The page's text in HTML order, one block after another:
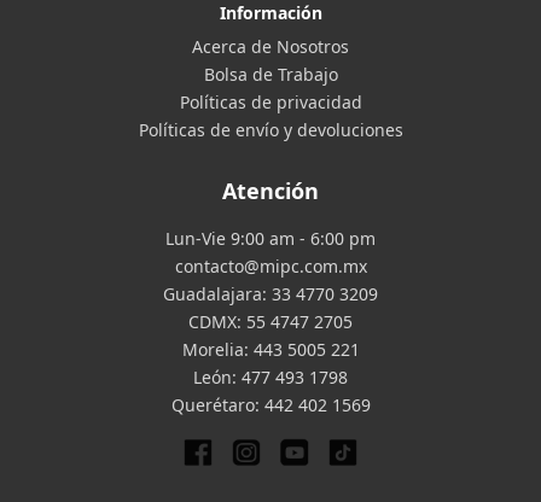
Información
Acerca de Nosotros
Bolsa de Trabajo
Políticas de privacidad
Políticas de envío y devoluciones
Atención
Lun-Vie 9:00 am - 6:00 pm
contacto@mipc.com.mx
Guadalajara: 33 4770 3209
CDMX: 55 4747 2705
Morelia: 443 5005 221
León: 477 493 1798
Querétaro: 442 402 1569